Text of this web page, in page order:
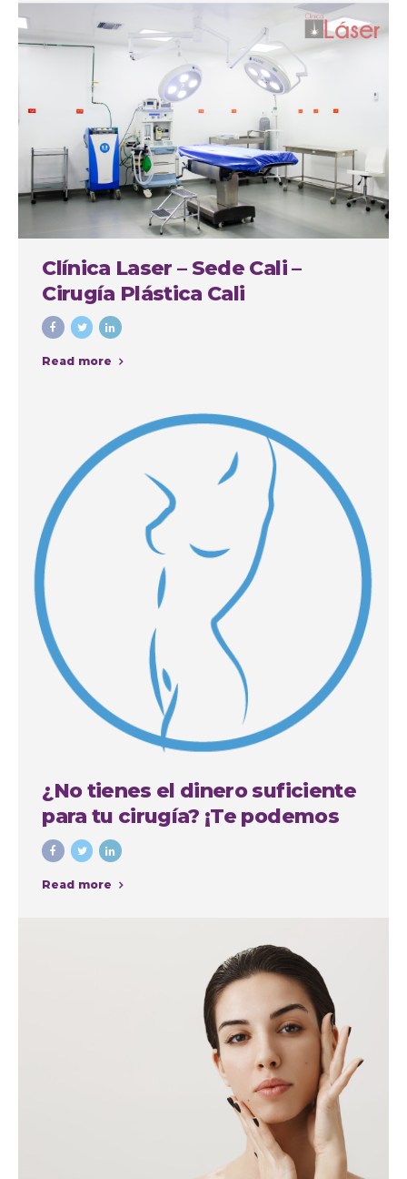
Clínica Laser – Sede Cali –
Cirugía Plástica Cali
Read more
¿No tienes el dinero suficiente
para tu cirugía? ¡Te podemos
financiar!
Read more